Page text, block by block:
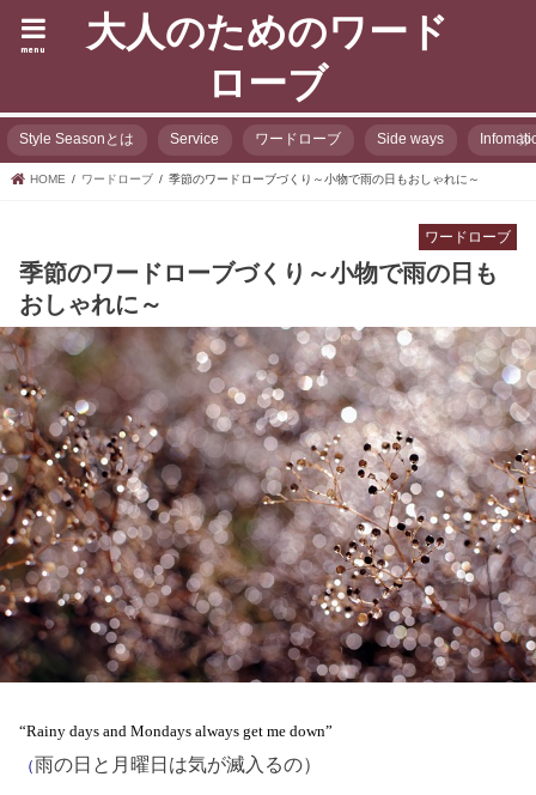
大人のためのワード
ローブ
menu
Style Seasonとは Service ワードローブ Side ways
HOME ワードローブ 季節のワードローブづくり～小物で雨の日もおしゃれに～
ワードローブ
季節のワードローブづくり～小物で雨の日も
おしゃれに～
“Rainy days and Mondays always get me down”
（雨の日と月曜日は気が滅入るの）